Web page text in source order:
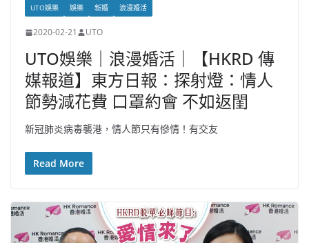
UTO娛樂 娛樂 新婚 浪漫婚活
2020-02-21 UTO
UTO娛樂｜浪漫婚活｜【HKRD 傳
媒報道】東方日報：探射燈：情人
節勢減花費 口罩約會 不如返閨
新冠肺炎病毒襲港，情人節只有慘情！有交友
Read More